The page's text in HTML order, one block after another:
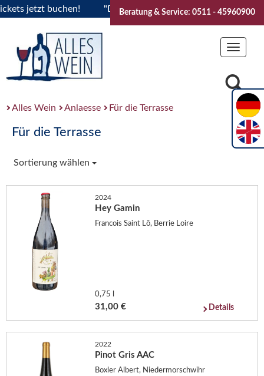
jetzt buchen! "Das Sommerfest 2026" Vive la
Beratung & Service: 0511 - 45960900
Toggle
Alles Wein Anlaesse Für die Terrasse
Für die Terrasse
Sortierung wählen
2024
Hey Gamin
Francois Saint Lô, Berrie Loire
0,75 l
31,00 € Details
2022
Pinot Gris AAC
Boxler Albert, Niedermorschwihr